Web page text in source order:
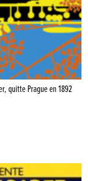
quitte Prague en 1892